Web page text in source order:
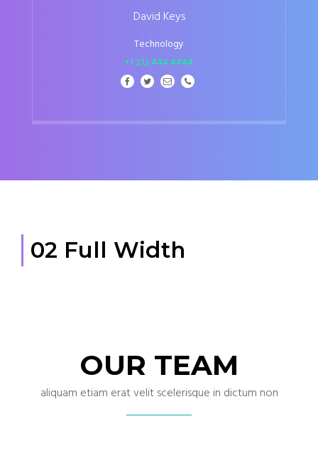
David Keys
Technology
+1 212 444 4444
02 Full Width
OUR TEAM
aliquam etiam erat velit scelerisque in dictum non